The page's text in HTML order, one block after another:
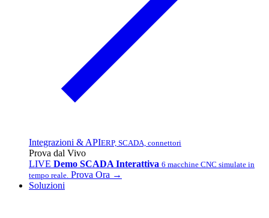
Integrazioni & APIERP, SCADA, connettori
Prova dal Vivo
LIVE Demo SCADA Interattiva 6 macchine CNC simulate in
tempo reale. Prova Ora →
Soluzioni